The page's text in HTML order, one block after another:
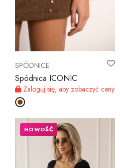
SPÓDNICE
Spódnica ICONIC
Zaloguj się, aby zobaczyć ceny
NOWOŚĆ